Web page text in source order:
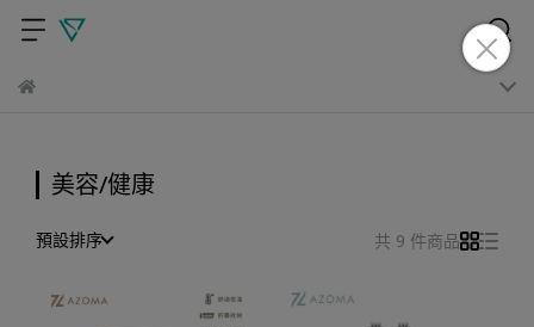
美容/健康
預設排序 共 9 件商品